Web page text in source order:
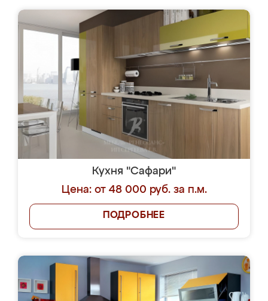
Кухня "Сафари"
Цена: от 48 000 руб. за п.м.
ПОДРОБНЕЕ